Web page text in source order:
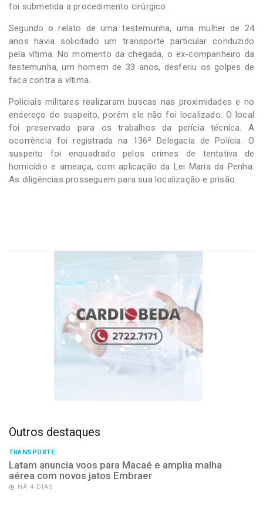
foi submetida a procedimento cirúrgico.
Segundo o relato de uma testemunha, uma mulher de 24
anos havia solicitado um transporte particular conduzido
pela vítima. No momento da chegada, o ex-companheiro da
testemunha, um homem de 33 anos, desferiu os golpes de
faca contra a vítima.
Policiais militares realizaram buscas nas proximidades e no
endereço do suspeito, porém ele não foi localizado. O local
foi preservado para os trabalhos da perícia técnica. A
ocorrência foi registrada na 136ª Delegacia de Polícia. O
suspeito foi enquadrado pelos crimes de tentativa de
homicídio e ameaça, com aplicação da Lei Maria da Penha.
As diligências prosseguem para sua localização e prisão.
Outros destaques
TRANSPORTE
Latam anuncia voos para Macaé e amplia malha
aérea com novos jatos Embraer
HÁ 4 DIAS